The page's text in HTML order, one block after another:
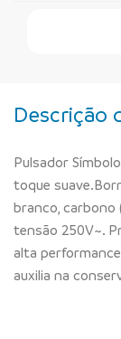
Descrição
Pulsador
toque
branco, carbono
tensão 250V~.
alta
auxilia na